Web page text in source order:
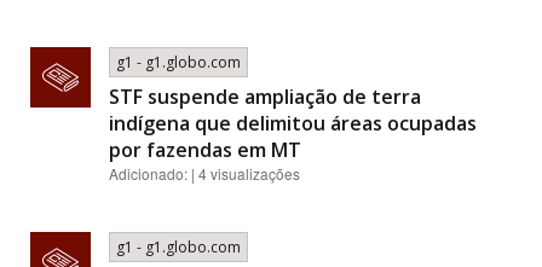
g1 - g1.globo.com
STF suspende ampliação de terra
indígena que delimitou áreas ocupadas
por fazendas em MT
Adicionado: | 4 visualizações
g1 - g1.globo.com